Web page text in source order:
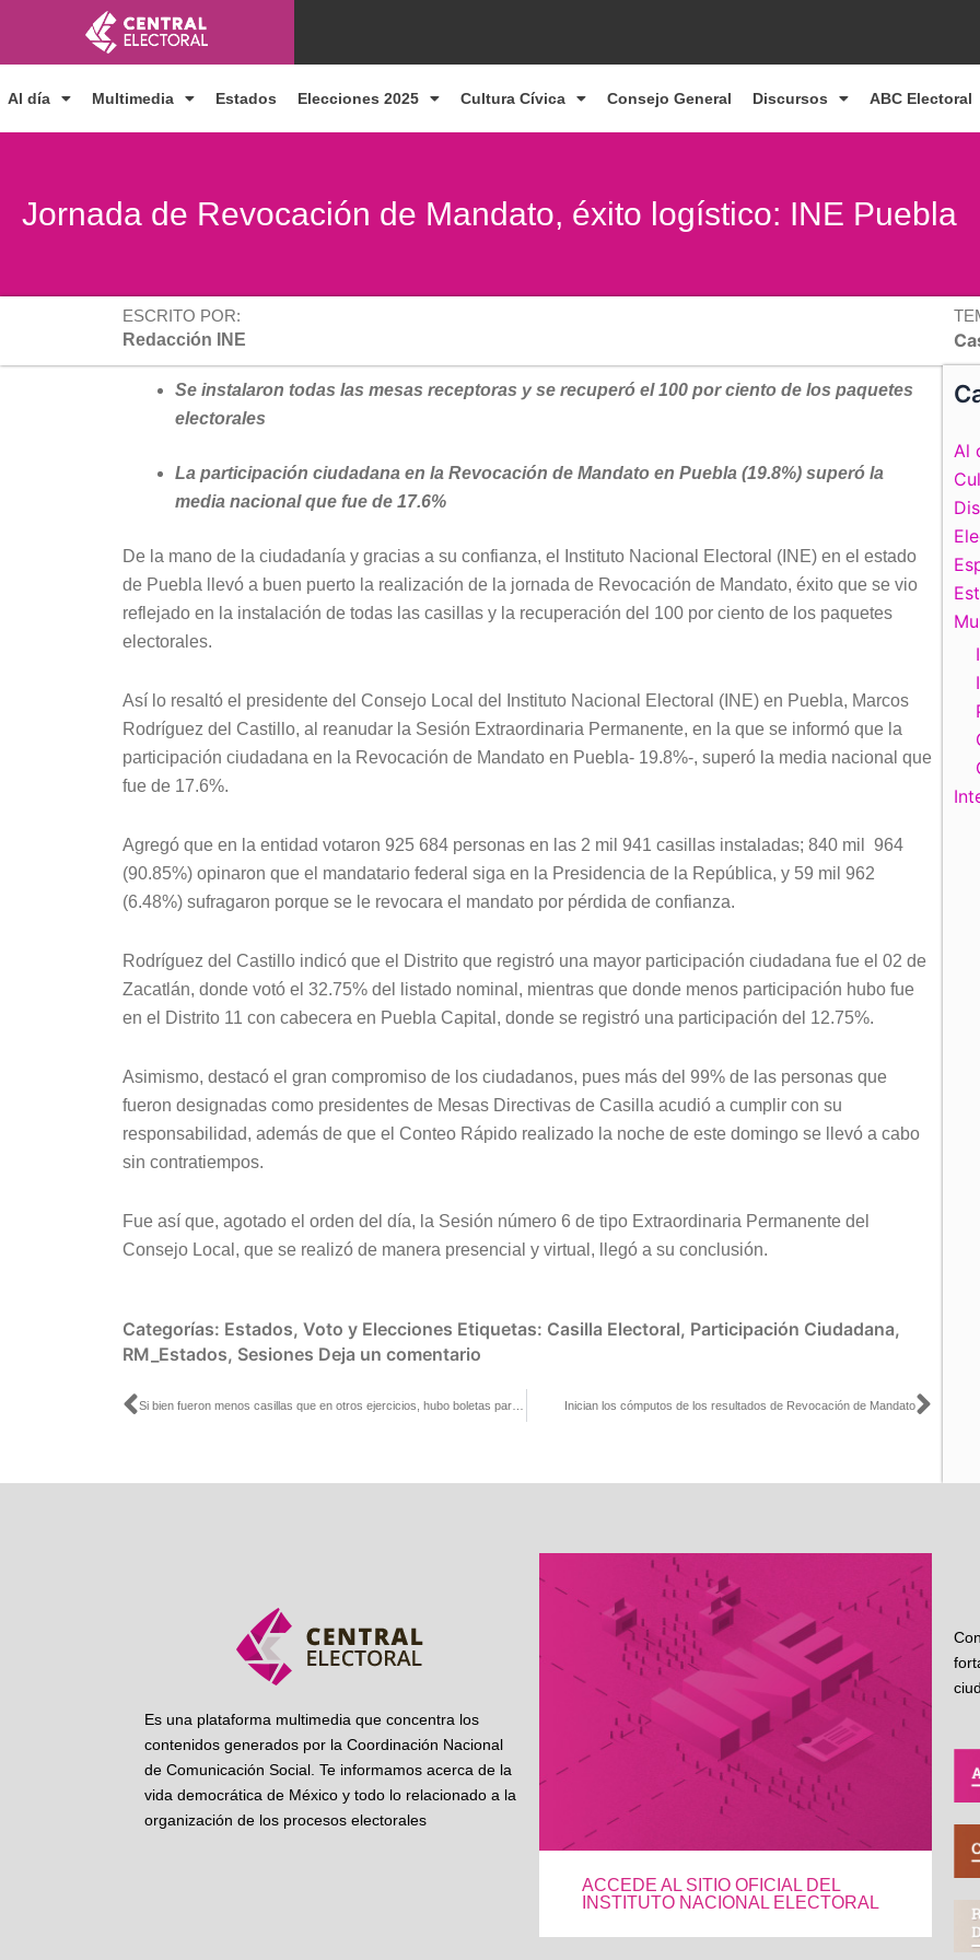
contenido
Al día Multimedia Estados Elecciones 2025 Cultura Cívica Consejo General Discursos ABC Electoral
Jornada de Revocación de Mandato, éxito logístico: INE Puebla
ESCRITO POR:
Redacción INE
Se instalaron todas las mesas receptoras y se recuperó el 100 por ciento de los paquetes
electorales
La participación ciudadana en la Revocación de Mandato en Puebla (19.8%) superó la
media nacional que fue de 17.6%
De la mano de la ciudadanía y gracias a su confianza, el Instituto Nacional Electoral (INE) en el estado
de Puebla llevó a buen puerto la realización de la jornada de Revocación de Mandato, éxito que se vio
reflejado en la instalación de todas las casillas y la recuperación del 100 por ciento de los paquetes
electorales.
Así lo resaltó el presidente del Consejo Local del Instituto Nacional Electoral (INE) en Puebla, Marcos
Rodríguez del Castillo, al reanudar la Sesión Extraordinaria Permanente, en la que se informó que la
participación ciudadana en la Revocación de Mandato en Puebla- 19.8%-, superó la media nacional que
fue de 17.6%.
Agregó que en la entidad votaron 925 684 personas en las 2 mil 941 casillas instaladas; 840 mil 964
(90.85%) opinaron que el mandatario federal siga en la Presidencia de la República, y 59 mil 962
(6.48%) sufragaron porque se le revocara el mandato por pérdida de confianza.
Rodríguez del Castillo indicó que el Distrito que registró una mayor participación ciudadana fue el 02 de
Zacatlán, donde votó el 32.75% del listado nominal, mientras que donde menos participación hubo fue
en el Distrito 11 con cabecera en Puebla Capital, donde se registró una participación del 12.75%.
Asimismo, destacó el gran compromiso de los ciudadanos, pues más del 99% de las personas que
fueron designadas como presidentes de Mesas Directivas de Casilla acudió a cumplir con su
responsabilidad, además de que el Conteo Rápido realizado la noche de este domingo se llevó a cabo
sin contratiempos.
Fue así que, agotado el orden del día, la Sesión número 6 de tipo Extraordinaria Permanente del
Consejo Local, que se realizó de manera presencial y virtual, llegó a su conclusión.
Categorías: Estados, Voto y Elecciones Etiquetas: Casilla Electoral, Participación Ciudadana,
RM_Estados, Sesiones Deja un comentario
Ant Inician los cómputos de los resultados de Revocación de Mandato
Al
Es una plataforma multimedia que concentra los
contenidos generados por la Coordinación Nacional
de Comunicación Social. Te informamos acerca de la
vida democrática de México y todo lo relacionado a la
organización de los procesos electorales
ACCEDE AL SITIO OFICIAL DEL
INSTITUTO NACIONAL ELECTORAL